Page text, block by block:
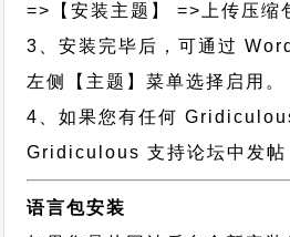
=>【安装主题】 =>上传压缩
3、安装完毕后，可通过
左侧【主题】菜单选择启用。
4、如果您有任何
Gridiculous 支持论坛中发帖
语言包安装